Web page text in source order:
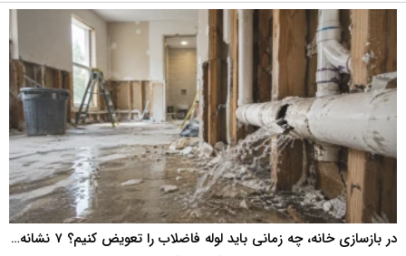
در بازسازی خانه، چه زمانی باید لوله فاضلاب را تعویض کنیم؟ ۷ نشانه‌ای که نباید نادیده بگیرید